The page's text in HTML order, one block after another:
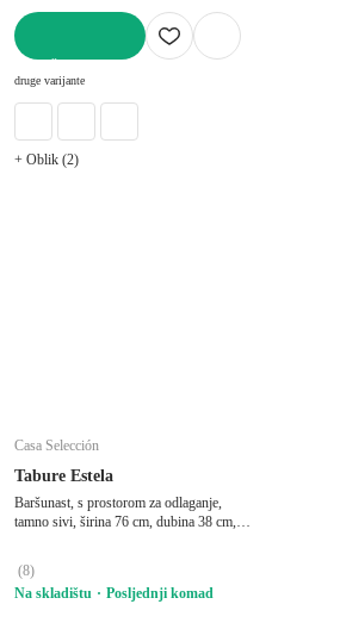
druge varijante
+ Oblik (2)
Casa Selección
Tabure Estela
Baršunast, s prostorom za odlaganje,
tamno sivi, širina 76 cm, dubina 38 cm,
(8)
Na skladištu
Posljednji komad